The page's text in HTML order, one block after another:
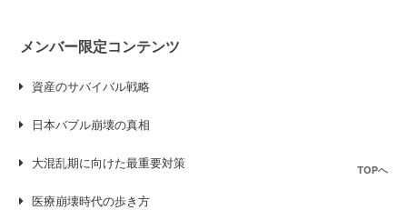
メンバー限定コンテンツ
資産のサバイバル戦略
日本バブル崩壊の真相
大混乱期に向けた最重要対策
医療崩壊時代の歩き方
TOPへ